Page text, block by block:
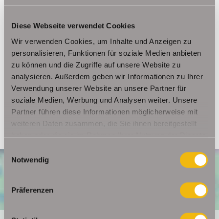
Diese Webseite verwendet Cookies
Wir verwenden Cookies, um Inhalte und Anzeigen zu
personalisieren, Funktionen für soziale Medien anbieten
zu können und die Zugriffe auf unsere Website zu
analysieren. Außerdem geben wir Informationen zu Ihrer
Verwendung unserer Website an unsere Partner für
soziale Medien, Werbung und Analysen weiter. Unsere
Partner führen diese Informationen möglicherweise mit
weiteren Daten zusammen, die Sie ihnen bereitgestellt
haben oder die sie im Rahmen Ihrer Nutzung der Dienste
Einwilligungsauswahl
Notwendig
Präferenzen
Ansprechpartner
Frau Beate Schelkmann
Telefon: 004936124036202
Telefax: 004936124026179
Mobil: 00491714769991
info@schelkmann.de